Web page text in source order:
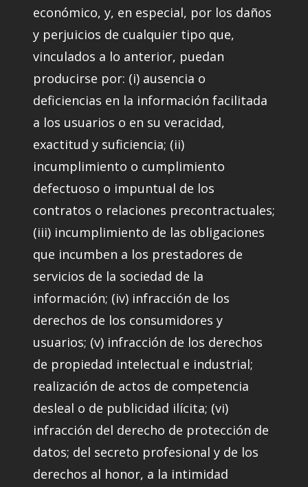
económico, y, en especial, por los daños
y perjuicios de cualquier tipo que,
vinculados a lo anterior, puedan
producirse por: (i) ausencia o
deficiencias en la información facilitada
a los usuarios o en su veracidad,
exactitud y suficiencia; (ii)
incumplimiento o cumplimiento
defectuoso o impuntual de los
contratos o relaciones precontractuales;
(iii) incumplimiento de las obligaciones
que incumben a los prestadores de
servicios de la sociedad de la
información; (iv) infracción de los
derechos de los consumidores y
usuarios; (v) infracción de los derechos
de propiedad intelectual e industrial;
realización de actos de competencia
desleal o de publicidad ilícita; (vi)
infracción del derecho de protección de
datos; del secreto profesional y de los
derechos al honor, a la intimidad